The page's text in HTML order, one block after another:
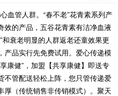
血管人群。“春不老”花青素系列产
效的产品，五谷花青素有洁净血液
衰老明显的人群返老还童效果更
产品实行先免费试用。爱心传递模
康健”，加盟【共享康健】即送专
不管配送轻松上阵，您只管传递爱
厚（传统销售非传销模式）。聚天